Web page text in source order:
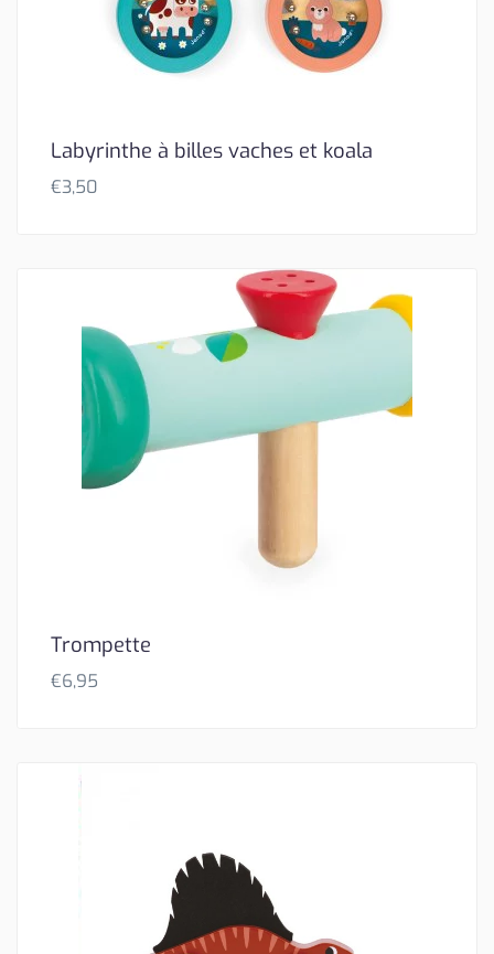
Labyrinthe à billes vaches et koala
€3,50
Trompette
€6,95